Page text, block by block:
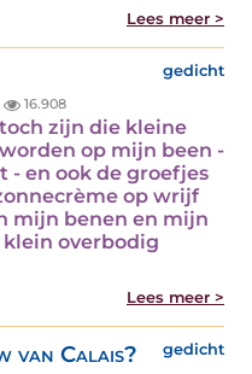
Lees meer >
gedicht
16.908
zijn die kleine
op mijn been -
- en ook de groefjes
op wrijf
mijn benen en mijn
overbodig
Lees meer >
van Calais? gedicht